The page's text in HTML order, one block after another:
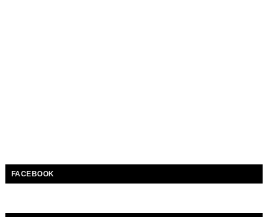
FACEBOOK